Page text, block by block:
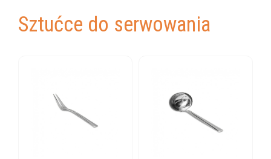
Sztućce do serwowania